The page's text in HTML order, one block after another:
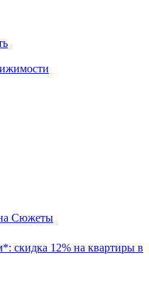
Сюжеты
скидка 12% на квартиры в